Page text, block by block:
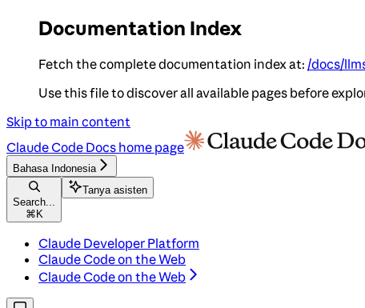
Documentation Index
Fetch the complete documentation index at: /docs/
Use this file to discover all available pages before
Skip to main content
Claude Code Docs home page
Bahasa Indonesia
Search...
⌘ K
Tanya asisten
Claude Developer Platform
Claude Code on the Web
Claude Code on the Web